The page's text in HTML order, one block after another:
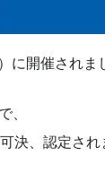
開催されま
、
決、認定され